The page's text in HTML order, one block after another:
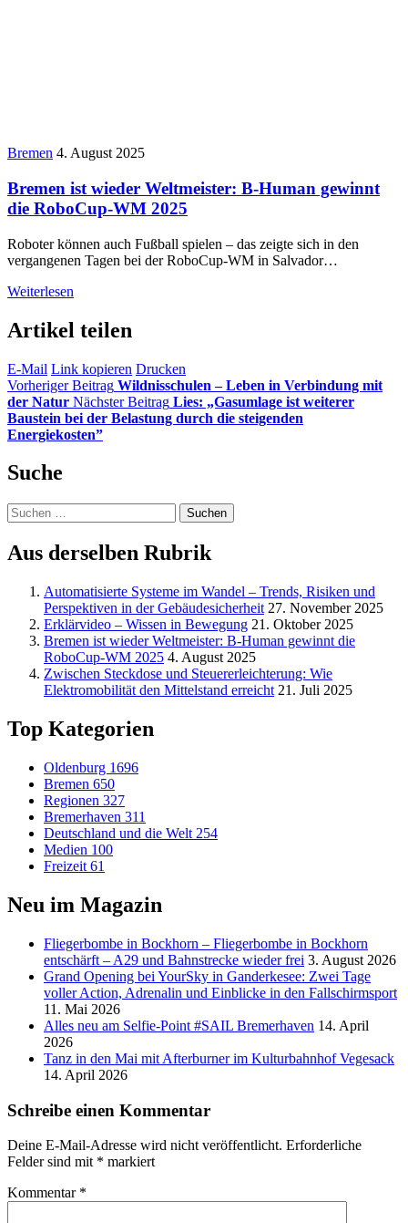
Bremen 4. August 2025
Bremen ist wieder Weltmeister: B-Human gewinnt
die RoboCup-WM 2025
Roboter können auch Fußball spielen – das zeigte sich in den
vergangenen Tagen bei der RoboCup-WM in Salvador…
Weiterlesen
Artikel teilen
E-Mail Link kopieren Drucken
Vorheriger Beitrag Wildnisschulen – Leben in Verbindung mit
der Natur Nächster Beitrag Lies: „Gasumlage ist weiterer
Baustein bei der Belastung durch die steigenden
Energiekosten”
Suche
Suchen
nach:
Aus derselben Rubrik
Automatisierte Systeme im Wandel – Trends, Risiken und
Perspektiven in der Gebäudesicherheit 27. November 2025
Erklärvideo – Wissen in Bewegung 21. Oktober 2025
Bremen ist wieder Weltmeister: B-Human gewinnt die
RoboCup-WM 2025 4. August 2025
Zwischen Steckdose und Steuererleichterung: Wie
Elektromobilität den Mittelstand erreicht 21. Juli 2025
Top Kategorien
Oldenburg 1696
Bremen 650
Regionen 327
Bremerhaven 311
Deutschland und die Welt 254
Medien 100
Freizeit 61
Neu im Magazin
Fliegerbombe in Bockhorn – Fliegerbombe in Bockhorn
entschärft – A29 und Bahnstrecke wieder frei 3. August 2026
Grand Opening bei YourSky in Ganderkesee: Zwei Tage
voller Action, Adrenalin und Einblicke in den Fallschirmsport
11. Mai 2026
Alles neu am Selfie-Point #SAIL Bremerhaven 14. April
2026
Tanz in den Mai mit Afterburner im Kulturbahnhof Vegesack
14. April 2026
Schreibe einen Kommentar
Deine E-Mail-Adresse wird nicht veröffentlicht. Erforderliche
Felder sind mit * markiert
Kommentar *